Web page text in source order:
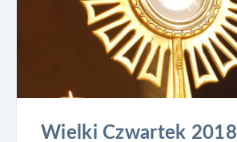
Wielki Czwartek 2018